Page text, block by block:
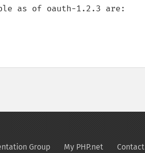
as of oauth-1.2.3 are:
Group My PHP.net Contact